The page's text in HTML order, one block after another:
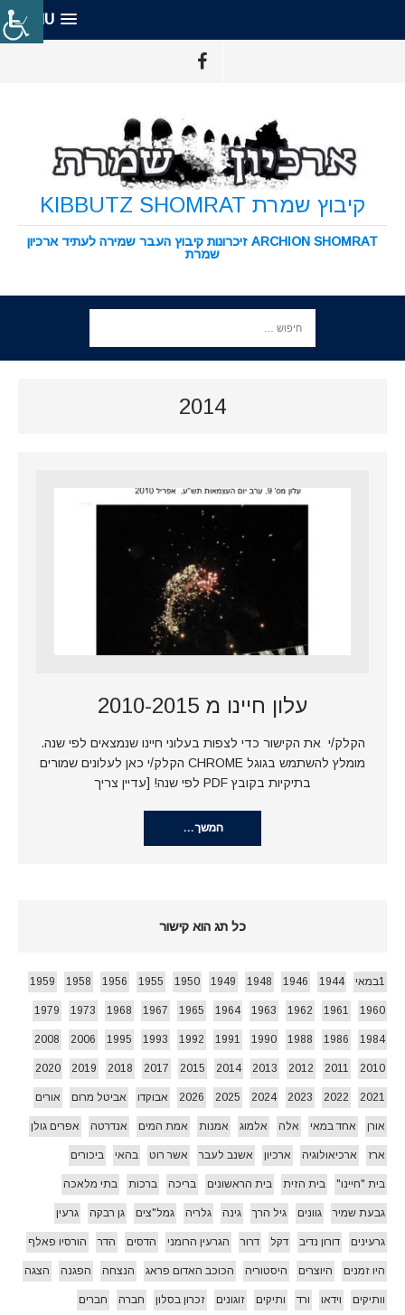
MENU
קיבוץ שמרת KIBBUTZ SHOMRAT
ARCHION SHOMRAT זיכרונות קיבוץ העבר שמירה לעתיד ארכיון
שמרת
2014
עלון חיינו מ 2010-2015
הקלק/י את הקישור כדי לצפות בעלוני חיינו שנמצאים לפי שנה.
מומלץ להשתמש בגוגל CHROME הקלק/י כאן לעלונים שמורים
בתיקיות בקובץ PDF לפי שנה! [עדיין צריך
המשך…
כל תג הוא קישור
1במאי 1944
1946
1948
1949
1950
1955
1956
1958
1959
1960
1961
1962
1963
1964
1965
1967
1968
1973
1979
1984
1986
1988
1990
1991
1992
1993
1995
2006
2008
2010
2011
2012
2013
2014
2015
2017
2018
2019
2020
2021
2022
2023
2024
2025
2026 אבוקדו אביטל מרום אורים
אורן אחד במאי אלה אלמוג אמנות אמת המים אנדרטה אפרים גולן
ארז ארכיאולוגיה ארכיון אשנב לעבר אשר רוט בהאי ביכורים
בית "חיינו" בית הזית בית הראשונים בריכה ברכות בתי מלאכה
גבעת שמיר גוונים גיל הרך גינה גלריה גמל"צים גן רבקה גרעין
גרעינים דורון נדיב דקל דרור הגרעין הרומני הדסים הדר הורסיו פאלף
היו זמנים היוצרים היסטוריה הכוכב האדום פראג הנצחה הפגנה הצגה
וותיקים וידאו ורד ותיקים זוגונים זכרון בסלון חברה חברים